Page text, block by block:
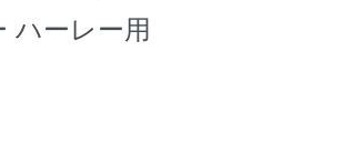
ハーレー用